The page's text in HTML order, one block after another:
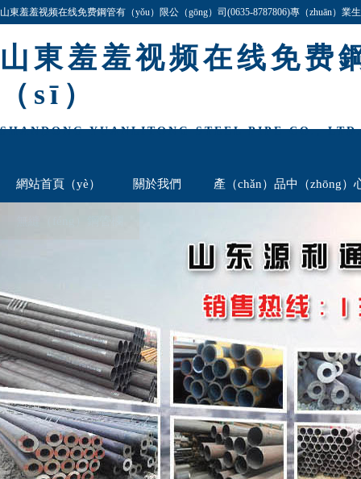
山東羞羞视频在线免费鋼管有（yǒu）限公（gōng）司(0635-8787806)專（zhuān）
山東羞羞视频在线免费
（sī）
SHANDONG YUANLITONG STEEL PIPE CO.,
網站首頁（yè） 關於我們 產（chǎn）品中（zhōng）